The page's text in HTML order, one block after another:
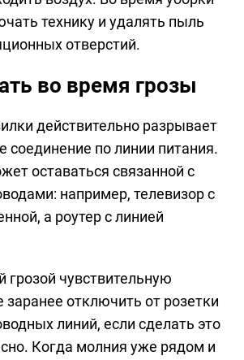
технику и удалять пыль
отверстий.
во время грозы
действительно разрывает
соединение по линии питания.
оставаться связанной с
например, телевизор с
а роутер с линией
грозой чувствительную
заранее отключить от розетки
линий, если сделать это
Когда молния уже рядом и